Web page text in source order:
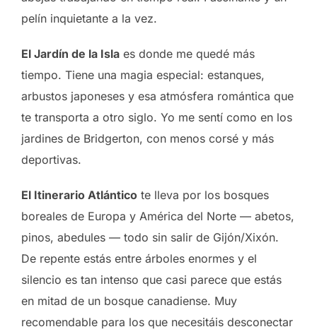
pelín inquietante a la vez.
El Jardín de la Isla es donde me quedé más
tiempo. Tiene una magia especial: estanques,
arbustos japoneses y esa atmósfera romántica que
te transporta a otro siglo. Yo me sentí como en los
jardines de Bridgerton, con menos corsé y más
deportivas.
El Itinerario Atlántico te lleva por los bosques
boreales de Europa y América del Norte — abetos,
pinos, abedules — todo sin salir de Gijón/Xixón.
De repente estás entre árboles enormes y el
silencio es tan intenso que casi parece que estás
en mitad de un bosque canadiense. Muy
recomendable para los que necesitáis desconectar